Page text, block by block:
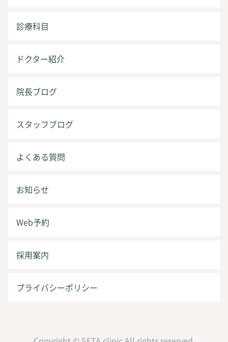
診療科目
ドクター紹介
院長ブログ
スタッフブログ
よくある質問
お知らせ
Web予約
採用案内
プライバシーポリシー